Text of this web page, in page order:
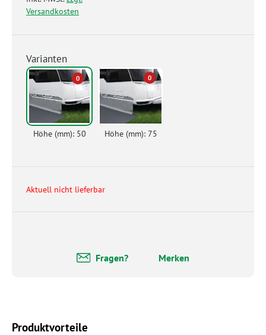
Versandkosten
Varianten
0
Höhe (mm): 50
0
Höhe (mm): 75
Aktuell nicht lieferbar
Fragen? Merken
Produktvorteile